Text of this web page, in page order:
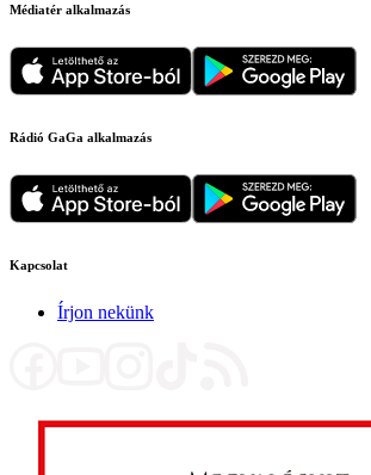
Médiatér alkalmazás
Rádió GaGa alkalmazás
Kapcsolat
Írjon nekünk